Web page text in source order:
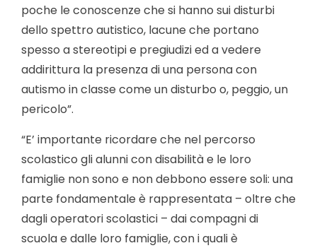
poche le conoscenze che si hanno sui disturbi
dello spettro autistico, lacune che portano
spesso a stereotipi e pregiudizi ed a vedere
addirittura la presenza di una persona con
autismo in classe come un disturbo o, peggio, un
pericolo”.
“E’ importante ricordare che nel percorso
scolastico gli alunni con disabilità e le loro
famiglie non sono e non debbono essere soli: una
parte fondamentale è rappresentata – oltre che
dagli operatori scolastici – dai compagni di
scuola e dalle loro famiglie, con i quali è